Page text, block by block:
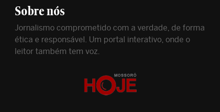
Sobre nós
Jornalismo comprometido com a verdade, de forma
ética e responsável. Um portal interativo, onde o
leitor também tem voz.